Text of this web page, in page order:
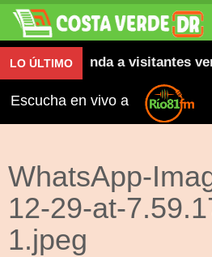
LO ÚLTIMO
se recomienda a visitantes
Escucha en vivo a
WhatsApp-
12-29-at-
1.jpeg